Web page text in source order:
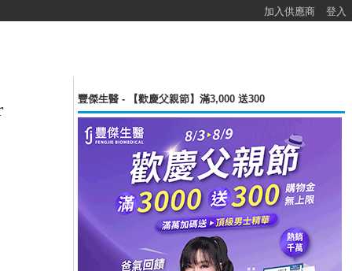
加入供應商 登入
豐傑生醫 - 【歡慶父親節】滿3,000 送300